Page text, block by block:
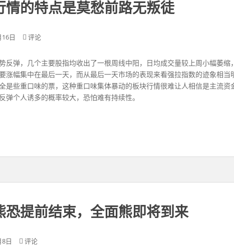
情的特点是莫愁前路无叛徒
日 评论
反弹，几个主要股指均收出了一根周线中阳，日均成交量较上周小幅萎缩
涨幅集中在最后一天，而从最后一天市场的表现来看强拉指数的迹象相当
是些重口味的票，这种重口味集体暴动的板块行情很难让人相信是主流资
弹个人诱多的概率较大，恐怕难有持续性。
恐提前结束，全面熊即将到来
日 评论